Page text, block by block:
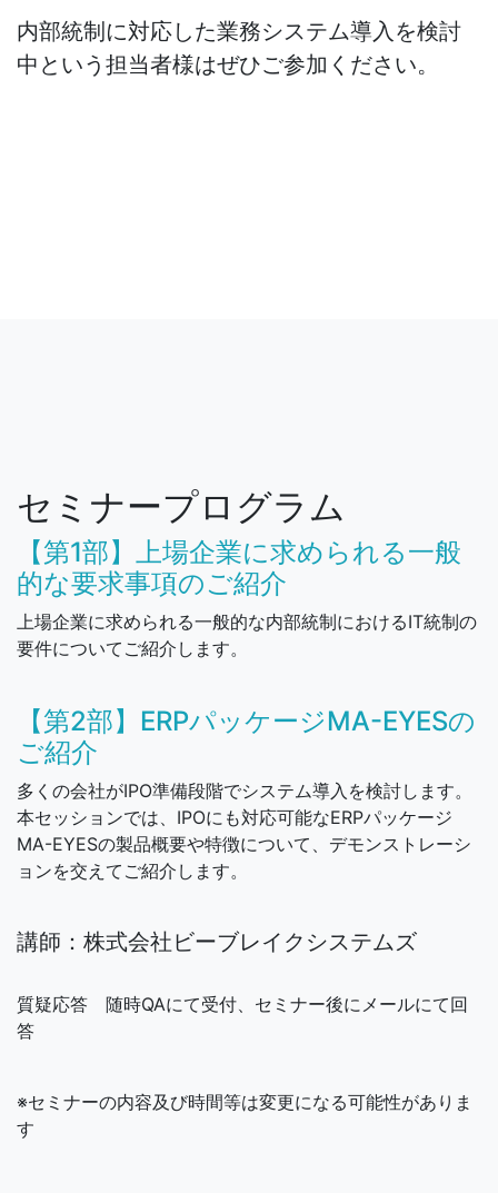
内部統制に対応した業務システム導入を検討
中という担当者様はぜひご参加ください。
セミナープログラム
【第1部】上場企業に求められる一般
的な要求事項のご紹介
上場企業に求められる一般的な内部統制におけるIT統制の
要件についてご紹介します。
【第2部】ERPパッケージMA-EYESの
ご紹介
多くの会社がIPO準備段階でシステム導入を検討します。
本セッションでは、IPOにも対応可能なERPパッケージ
MA-EYESの製品概要や特徴について、デモンストレーシ
ョンを交えてご紹介します。
講師：株式会社ビーブレイクシステムズ
質疑応答 随時QAにて受付、セミナー後にメールにて回
答
※セミナーの内容及び時間等は変更になる可能性がありま
す